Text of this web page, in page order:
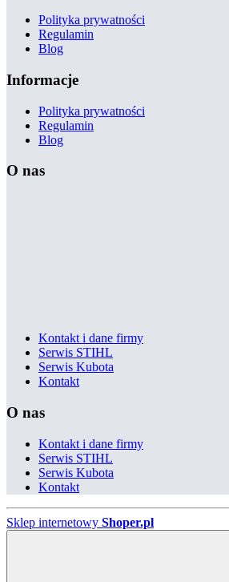
Polityka prywatności
Regulamin
Blog
Informacje
Polityka prywatności
Regulamin
Blog
O nas
Kontakt i dane firmy
Serwis STIHL
Serwis Kubota
Kontakt
O nas
Kontakt i dane firmy
Serwis STIHL
Serwis Kubota
Kontakt
Sklep internetowy Shoper.pl